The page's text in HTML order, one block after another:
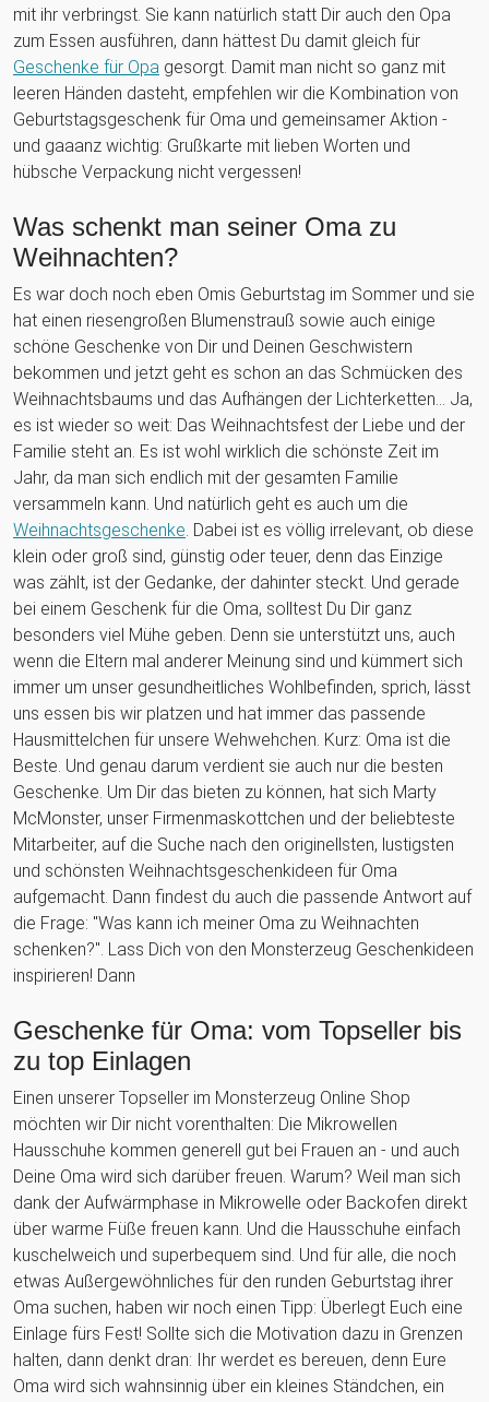
mit ihr verbringst. Sie kann natürlich statt Dir auch den Opa
zum Essen ausführen, dann hättest Du damit gleich für
Geschenke für Opa gesorgt. Damit man nicht so ganz mit
leeren Händen dasteht, empfehlen wir die Kombination von
Geburtstagsgeschenk für Oma und gemeinsamer Aktion -
und gaaanz wichtig: Grußkarte mit lieben Worten und
hübsche Verpackung nicht vergessen!
Was schenkt man seiner Oma zu
Weihnachten?
Es war doch noch eben Omis Geburtstag im Sommer und sie
hat einen riesengroßen Blumenstrauß sowie auch einige
schöne Geschenke von Dir und Deinen Geschwistern
bekommen und jetzt geht es schon an das Schmücken des
Weihnachtsbaums und das Aufhängen der Lichterketten... Ja,
es ist wieder so weit: Das Weihnachtsfest der Liebe und der
Familie steht an. Es ist wohl wirklich die schönste Zeit im
Jahr, da man sich endlich mit der gesamten Familie
versammeln kann. Und natürlich geht es auch um die
Weihnachtsgeschenke . Dabei ist es völlig irrelevant, ob diese
klein oder groß sind, günstig oder teuer, denn das Einzige
was zählt, ist der Gedanke, der dahinter steckt. Und gerade
bei einem Geschenk für die Oma, solltest Du Dir ganz
besonders viel Mühe geben. Denn sie unterstützt uns, auch
wenn die Eltern mal anderer Meinung sind und kümmert sich
immer um unser gesundheitliches Wohlbefinden, sprich, lässt
uns essen bis wir platzen und hat immer das passende
Hausmittelchen für unsere Wehwehchen. Kurz: Oma ist die
Beste. Und genau darum verdient sie auch nur die besten
Geschenke. Um Dir das bieten zu können, hat sich Marty
McMonster, unser Firmenmaskottchen und der beliebteste
Mitarbeiter, auf die Suche nach den originellsten, lustigsten
und schönsten Weihnachtsgeschenkideen für Oma
aufgemacht. Dann findest du auch die passende Antwort auf
die Frage: "Was kann ich meiner Oma zu Weihnachten
schenken?". Lass Dich von den Monsterzeug Geschenkideen
inspirieren! Dann
Geschenke für Oma: vom Topseller bis
zu top Einlagen
Einen unserer Topseller im Monsterzeug Online Shop
möchten wir Dir nicht vorenthalten: Die Mikrowellen
Hausschuhe kommen generell gut bei Frauen an - und auch
Deine Oma wird sich darüber freuen. Warum? Weil man sich
dank der Aufwärmphase in Mikrowelle oder Backofen direkt
über warme Füße freuen kann. Und die Hausschuhe einfach
kuschelweich und superbequem sind. Und für alle, die noch
etwas Außergewöhnliches für den runden Geburtstag ihrer
Oma suchen, haben wir noch einen Tipp: Überlegt Euch eine
Einlage fürs Fest! Sollte sich die Motivation dazu in Grenzen
halten, dann denkt dran: Ihr werdet es bereuen, denn Eure
Oma wird sich wahnsinnig über ein kleines Ständchen, ein